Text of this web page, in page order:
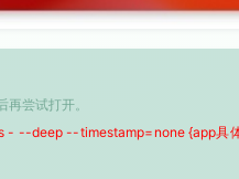
再尝试打开。
- --deep --timestamp=none {app具